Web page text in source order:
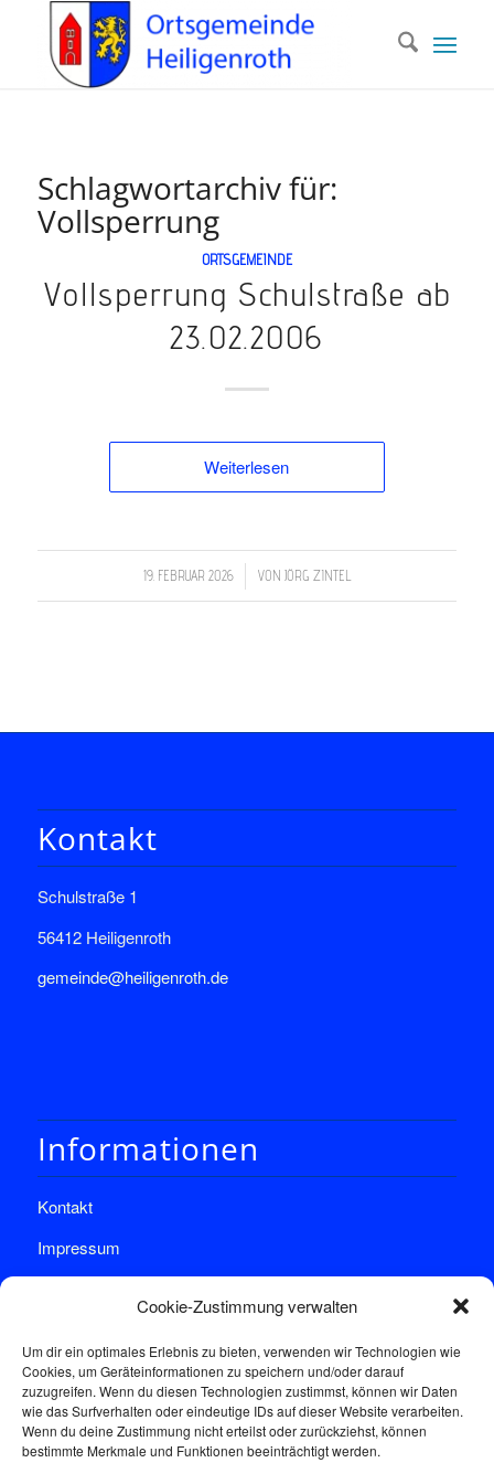
Cookie-Zustimmung verwalten
Um dir ein optimales Erlebnis zu bieten, verwenden wir Technologien wie
Cookies, um Geräteinformationen zu speichern und/oder darauf
zuzugreifen. Wenn du diesen Technologien zustimmst, können wir Daten
wie das Surfverhalten oder eindeutige IDs auf dieser Website verarbeiten.
Wenn du deine Zustimmung nicht erteilst oder zurückziehst, können
bestimmte Merkmale und Funktionen beeinträchtigt werden.
Schlagwortarchiv für:
Vollsperrung
ORTSGEMEINDE
Vollsperrung Schulstraße ab
23.02.2006
Weiterlesen
19. FEBRUAR 2026
/ VON JÖRG ZINTEL
Kontakt
Schulstraße 1
56412 Heiligenroth
gemeinde@heiligenroth.de
Informationen
Kontakt
Impressum
Sprechstunde